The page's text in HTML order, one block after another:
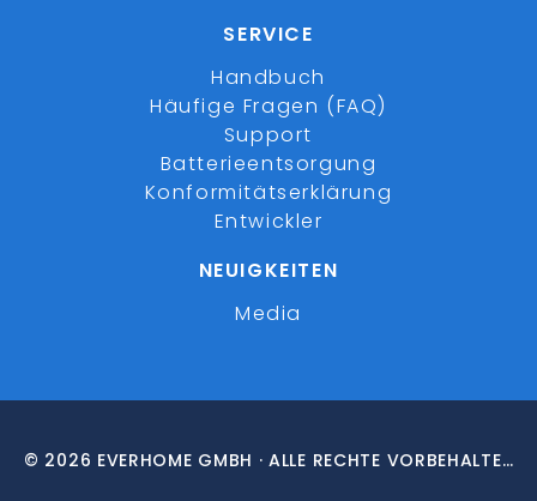
SERVICE
Handbuch
Häufige Fragen (FAQ)
Support
Batterieentsorgung
Konformitätserklärung
Entwickler
NEUIGKEITEN
Media
© 2026 EVERHOME GMBH · ALLE RECHTE VORBEHALTEN